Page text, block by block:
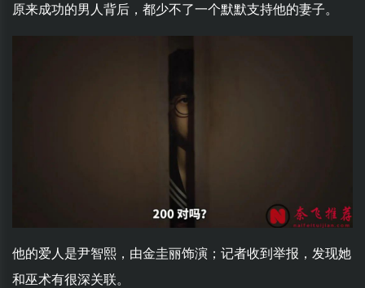
原来成功的男人背后，都少不了一个默默支持他的妻子。
他的爱人是尹智熙，由金圭丽饰演；记者收到举报，发现她
和巫术有很深关联。